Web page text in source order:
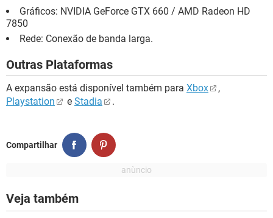
Gráficos: NVIDIA GeForce GTX 660 / AMD Radeon HD
7850
Rede: Conexão de banda larga.
Outras Plataformas
A expansão está disponível também para Xbox
,
Playstation
e Stadia .
Compartilhar
Veja também